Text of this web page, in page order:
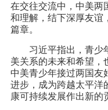
在交往交流中，中美两
和理解，结下深厚友谊
篇章。
习近平指出，青少
美关系的未来和希望，
中美青少年接过两国友
进步，成为跨越太平洋
康可持续发展作出新的